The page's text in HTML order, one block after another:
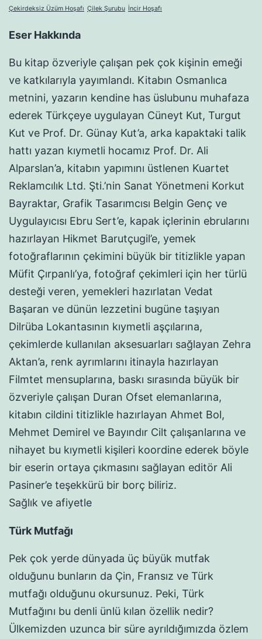
Çekirdeksiz Üzüm Hoşafı Çilek Şurubu İncir Hoşafı
Eser Hakkında
Bu kitap özveriyle çalışan pek çok kişinin emeği
ve katkılarıyla yayımlandı. Kitabın Osmanlıca
metnini, yazarın kendine has üslubunu muhafaza
ederek Türkçeye uygulayan Cüneyt Kut, Turgut
Kut ve Prof. Dr. Günay Kut’a, arka kapaktaki talik
hattı yazan kıymetli hocamız Prof. Dr. Ali
Alparslan’a, kitabın yapımını üstlenen Kuartet
Reklamcılık Ltd. Şti.’nin Sanat Yönetmeni Korkut
Bayraktar, Grafik Tasarımcısı Belgin Genç ve
Uygulayıcısı Ebru Sert’e, kapak içlerinin ebrularını
hazırlayan Hikmet Barutçugil’e, yemek
fotoğraflarının çekimini büyük bir titizlikle yapan
Müfit Çırpanlı’ya, fotoğraf çekimleri için her türlü
desteği veren, yemekleri hazırlatan Vedat
Başaran ve dünün lezzetini bugüne taşıyan
Dilrüba Lokantasının kıymetli aşçılarına,
çekimlerde kullanılan aksesuarları sağlayan Zehra
Aktan’a, renk ayrımlarını itinayla hazırlayan
Filmtet mensuplarına, baskı sırasında büyük bir
özveriyle çalışan Duran Ofset elemanlarına,
kitabın cildini titizlikle hazırlayan Ahmet Bol,
Mehmet Demirel ve Bayındır Cilt çalışanlarına ve
nihayet bu kıymetli kişileri koordine ederek böyle
bir eserin ortaya çıkmasını sağlayan editör Ali
Pasiner’e teşekkürü bir borç biliriz.
Sağlık ve afiyetle
Türk Mutfağı
Pek çok yerde dünyada üç büyük mutfak
olduğunu bunların da Çin, Fransız ve Türk
mutfağı olduğunu okursunuz. Peki, Türk
Mutfağını bu denli ünlü kılan özellik nedir?
Ülkemizden uzunca bir süre ayrıldığımızda özlem